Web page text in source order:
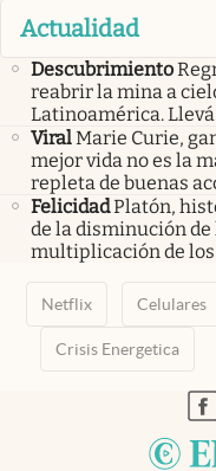
Actualidad
Descubrimiento
reabrir la mina a
Latinoamérica.
ViralMarie Curie,
mejor vida no es la
repleta de buenas
FelicidadPlatón,
de la disminución
multiplicación de los
Netflix Celulares
Crisis Energetica